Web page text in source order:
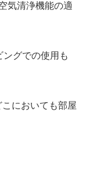
気清浄機能の適
グでの使用も
においても部屋